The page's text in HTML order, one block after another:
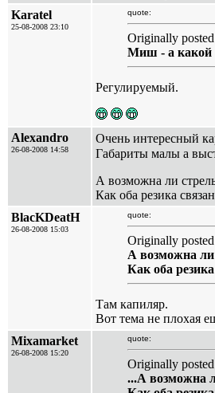
Karatel
25-08-2008 23:10
quote:
Originally
Миш - а какой
Регулируемый.
Alexandro
26-08-2008 14:58
Очень интересный
Габариты малы а
А возможна ли
Как оба резика
BlacKDeatH
26-08-2008 15:03
quote:
Originally
А возможна ли
Как оба
Там капиляр.
Вот тема не плохая
Mixamarket
26-08-2008 15:20
quote:
Originally
...А возможна